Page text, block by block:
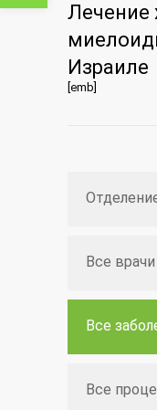
Лечение
Израиле
[emb]
Все врачи
Все
Все